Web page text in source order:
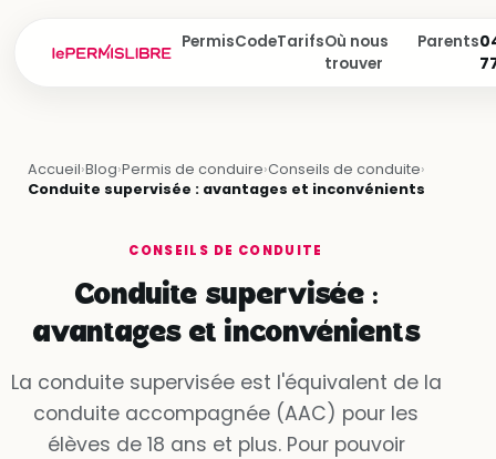
PermisCodeTarifsOù nous
trouver
Parents
Accueil›Blog›Permis de conduire›Conseils de conduite›
Conduite supervisée : avantages et inconvénients
CONSEILS DE CONDUITE
Conduite supervisée :
avantages et inconvénients
La conduite supervisée est l'équivalent de la
conduite accompagnée (AAC) pour les
élèves de 18 ans et plus. Pour pouvoir